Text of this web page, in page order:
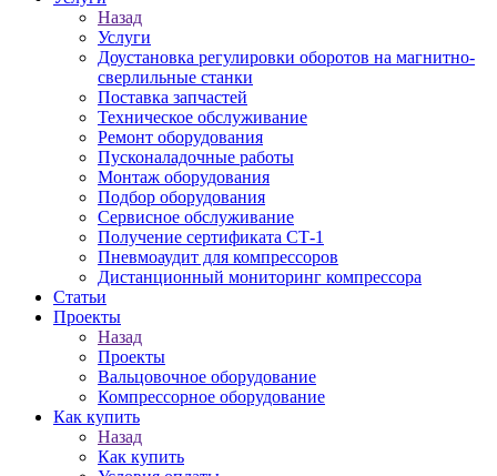
Назад
Услуги
Доустановка регулировки оборотов на магнитно-
сверлильные станки
Поставка запчастей
Техническое обслуживание
Ремонт оборудования
Пусконаладочные работы
Монтаж оборудования
Подбор оборудования
Сервисное обслуживание
Получение сертификата СТ-1
Пневмоаудит для компрессоров
Дистанционный мониторинг компрессора
Статьи
Проекты
Назад
Проекты
Вальцовочное оборудование
Компрессорное оборудование
Как купить
Назад
Как купить